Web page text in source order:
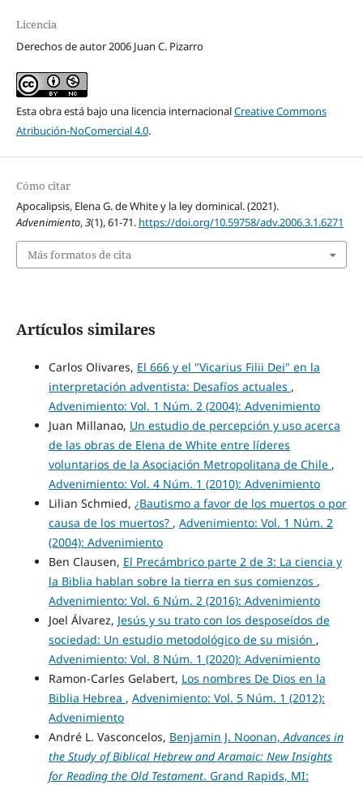
Licencia
Derechos de autor 2006 Juan C. Pizarro
Esta obra está bajo una licencia internacionalCreative Commons
Atribución-NoComercial 4.0.
Cómo citar
Apocalipsis, Elena G. de White y la ley dominical. (2021).
Advenimiento,3(1), 61-71. https://doi.org/10.59758/adv.2006.3.1.6271
Más formatos de cita
Artículos similares
Carlos Olivares, El 666 y el "Vicarius Filii Dei" en la
interpretación adventista: Desafíos actuales ,
Advenimiento: Vol. 1 Núm. 2 (2004): Advenimiento
Juan Millanao, Un estudio de percepción y uso acerca
de las obras de Elena de White entre líderes
voluntarios de la Asociación Metropolitana de Chile ,
Advenimiento: Vol. 4 Núm. 1 (2010): Advenimiento
Lilian Schmied, ¿Bautismo a favor de los muertos o por
causa de los muertos? , Advenimiento: Vol. 1 Núm. 2
(2004): Advenimiento
Ben Clausen, El Precámbrico parte 2 de 3: La ciencia y
la Biblia hablan sobre la tierra en sus comienzos ,
Advenimiento: Vol. 6 Núm. 2 (2016): Advenimiento
Joel Álvarez, Jesús y su trato con los desposeídos de
sociedad: Un estudio metodológico de su misión ,
Advenimiento: Vol. 8 Núm. 1 (2020): Advenimiento
Ramon-Carles Gelabert, Los nombres De Dios en la
Biblia Hebrea , Advenimiento: Vol. 5 Núm. 1 (2012):
Advenimiento
André L. Vasconcelos, Benjamin J. Noonan,Advances in
the Study of Biblical Hebrew and Aramaic: New Insights
for Reading the Old Testament. Grand Rapids, MI: